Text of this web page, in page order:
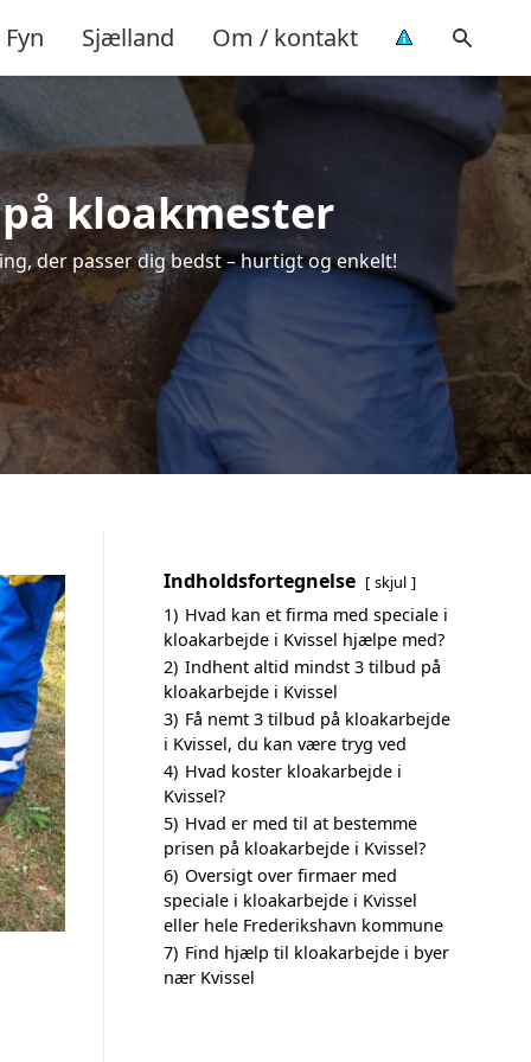
Fyn Sjælland Om / kontakt
kloakmester
der passer dig bedst – hurtigt og enkelt!
Indholdsfortegnelse skjul
1) Hvad kan et firma med speciale i
kloakarbejde i Kvissel hjælpe med?
2) Indhent altid mindst 3 tilbud på
kloakarbejde i Kvissel
3) Få nemt 3 tilbud på kloakarbejde
i Kvissel, du kan være tryg ved
4) Hvad koster kloakarbejde i
Kvissel?
5) Hvad er med til at bestemme
prisen på kloakarbejde i Kvissel?
6) Oversigt over firmaer med
speciale i kloakarbejde i Kvissel
eller hele Frederikshavn kommune
7) Find hjælp til kloakarbejde i byer
nær Kvissel